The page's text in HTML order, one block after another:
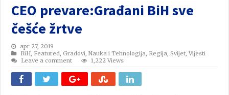
CEO prevare:Građani BiH sve
češće žrtve
apr 27, 2019
BiH, Featured, Gradovi,Nauka i Tehnologija, Regija,Svijet,Vijesti
Leave a comment
1,222 Views